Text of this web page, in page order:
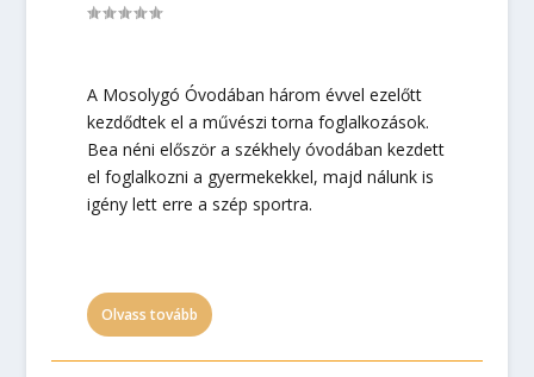
A Mosolygó Óvodában három évvel ezelőtt
kezdődtek el a művészi torna foglalkozások.
Bea néni először a székhely óvodában kezdett
el foglalkozni a gyermekekkel, majd nálunk is
igény lett erre a szép sportra.
Olvass tovább